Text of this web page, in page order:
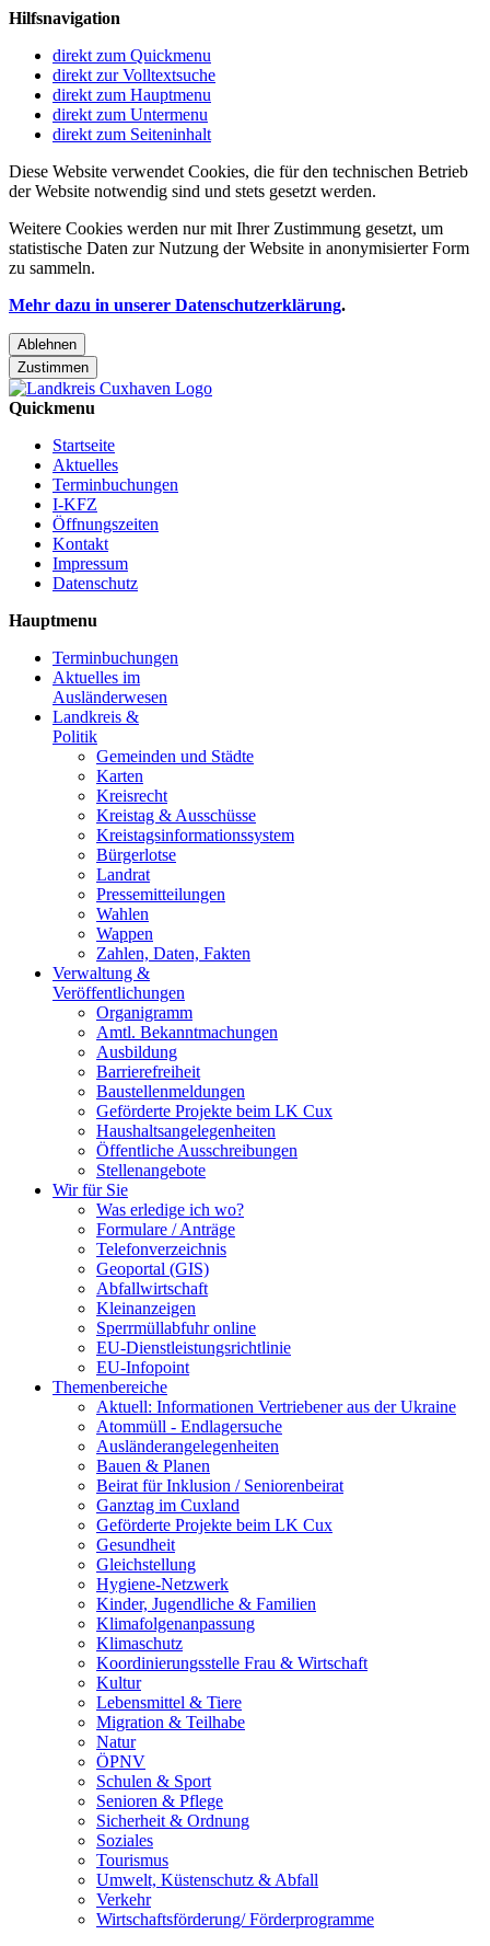
Hilfsnavigation
direkt zum Quickmenu
direkt zur Volltextsuche
direkt zum Hauptmenu
direkt zum Untermenu
direkt zum Seiteninhalt
Diese Website verwendet Cookies, die für den technischen Betrieb
der Website notwendig sind und stets gesetzt werden.
Weitere Cookies werden nur mit Ihrer Zustimmung gesetzt, um
statistische Daten zur Nutzung der Website in anonymisierter Form
zu sammeln.
Mehr dazu in unserer Datenschutzerklärung.
Ablehnen
Zustimmen
Quickmenu
Startseite
Aktuelles
Terminbuchungen
I-KFZ
Öffnungszeiten
Kontakt
Impressum
Datenschutz
Hauptmenu
Terminbuchungen
Aktuelles im
Ausländerwesen
Landkreis &
Politik
Gemeinden und Städte
Karten
Kreisrecht
Kreistag & Ausschüsse
Kreistagsinformationssystem
Bürgerlotse
Landrat
Pressemitteilungen
Wahlen
Wappen
Zahlen, Daten, Fakten
Verwaltung &
Veröffentlichungen
Organigramm
Amtl. Bekanntmachungen
Ausbildung
Barrierefreiheit
Baustellenmeldungen
Geförderte Projekte beim LK Cux
Haushaltsangelegenheiten
Öffentliche Ausschreibungen
Stellenangebote
Wir für Sie
Was erledige ich wo?
Formulare / Anträge
Telefonverzeichnis
Geoportal (GIS)
Abfallwirtschaft
Kleinanzeigen
Sperrmüllabfuhr online
EU-Dienstleistungsrichtlinie
EU-Infopoint
Themenbereiche
Aktuell: Informationen Vertriebener aus der Ukraine
Atommüll - Endlagersuche
Ausländerangelegenheiten
Bauen & Planen
Beirat für Inklusion / Seniorenbeirat
Ganztag im Cuxland
Geförderte Projekte beim LK Cux
Gesundheit
Gleichstellung
Hygiene-Netzwerk
Kinder, Jugendliche & Familien
Klimafolgenanpassung
Klimaschutz
Koordinierungsstelle Frau & Wirtschaft
Kultur
Lebensmittel & Tiere
Migration & Teilhabe
Natur
ÖPNV
Schulen & Sport
Senioren & Pflege
Sicherheit & Ordnung
Soziales
Tourismus
Umwelt, Küstenschutz & Abfall
Verkehr
Wirtschaftsförderung/ Förderprogramme